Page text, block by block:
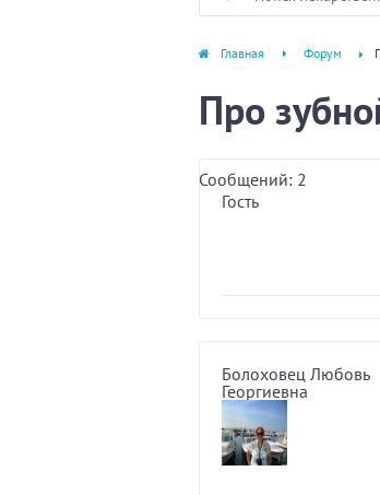
Главная Форум
Про
Сообщений: 2
Гость
Болоховец Любовь
Георгиевна